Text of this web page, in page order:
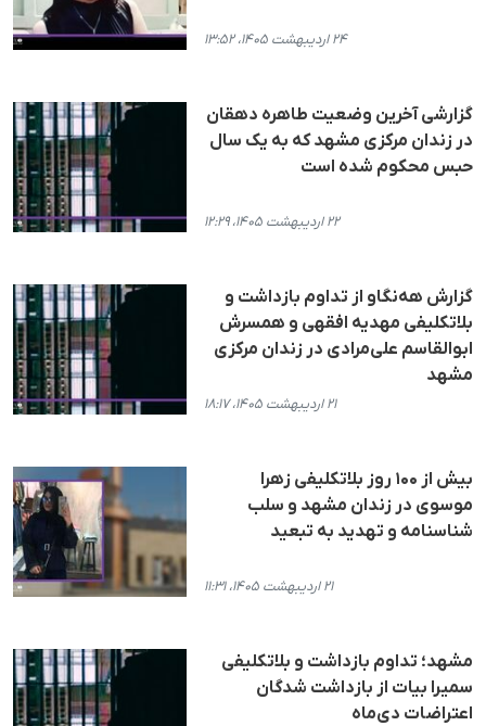
۲۴ اردیبهشت ۱۴۰۵، ۱۳:۵۲
گزارشی آخرین وضعیت طاهره دهقان
در زندان مرکزی مشهد که به یک سال
حبس محکوم شده است
۲۲ اردیبهشت ۱۴۰۵، ۱۲:۲۹
گزارش هه‌نگاو از تداوم بازداشت و
بلاتکلیفی مهدیه افقهی و همسرش
ابوالقاسم علی‌مرادی در زندان مرکزی
مشهد
۲۱ اردیبهشت ۱۴۰۵، ۱۸:۱۷
بیش از ۱۰۰ روز بلاتکلیفی زهرا
موسوی در زندان مشهد و سلب
شناسنامه و تهدید به تبعید
۲۱ اردیبهشت ۱۴۰۵، ۱۱:۳۱
مشهد؛ تداوم بازداشت و بلاتکلیفی
سمیرا بیات از بازداشت شدگان
اعتراضات دی‌ماه